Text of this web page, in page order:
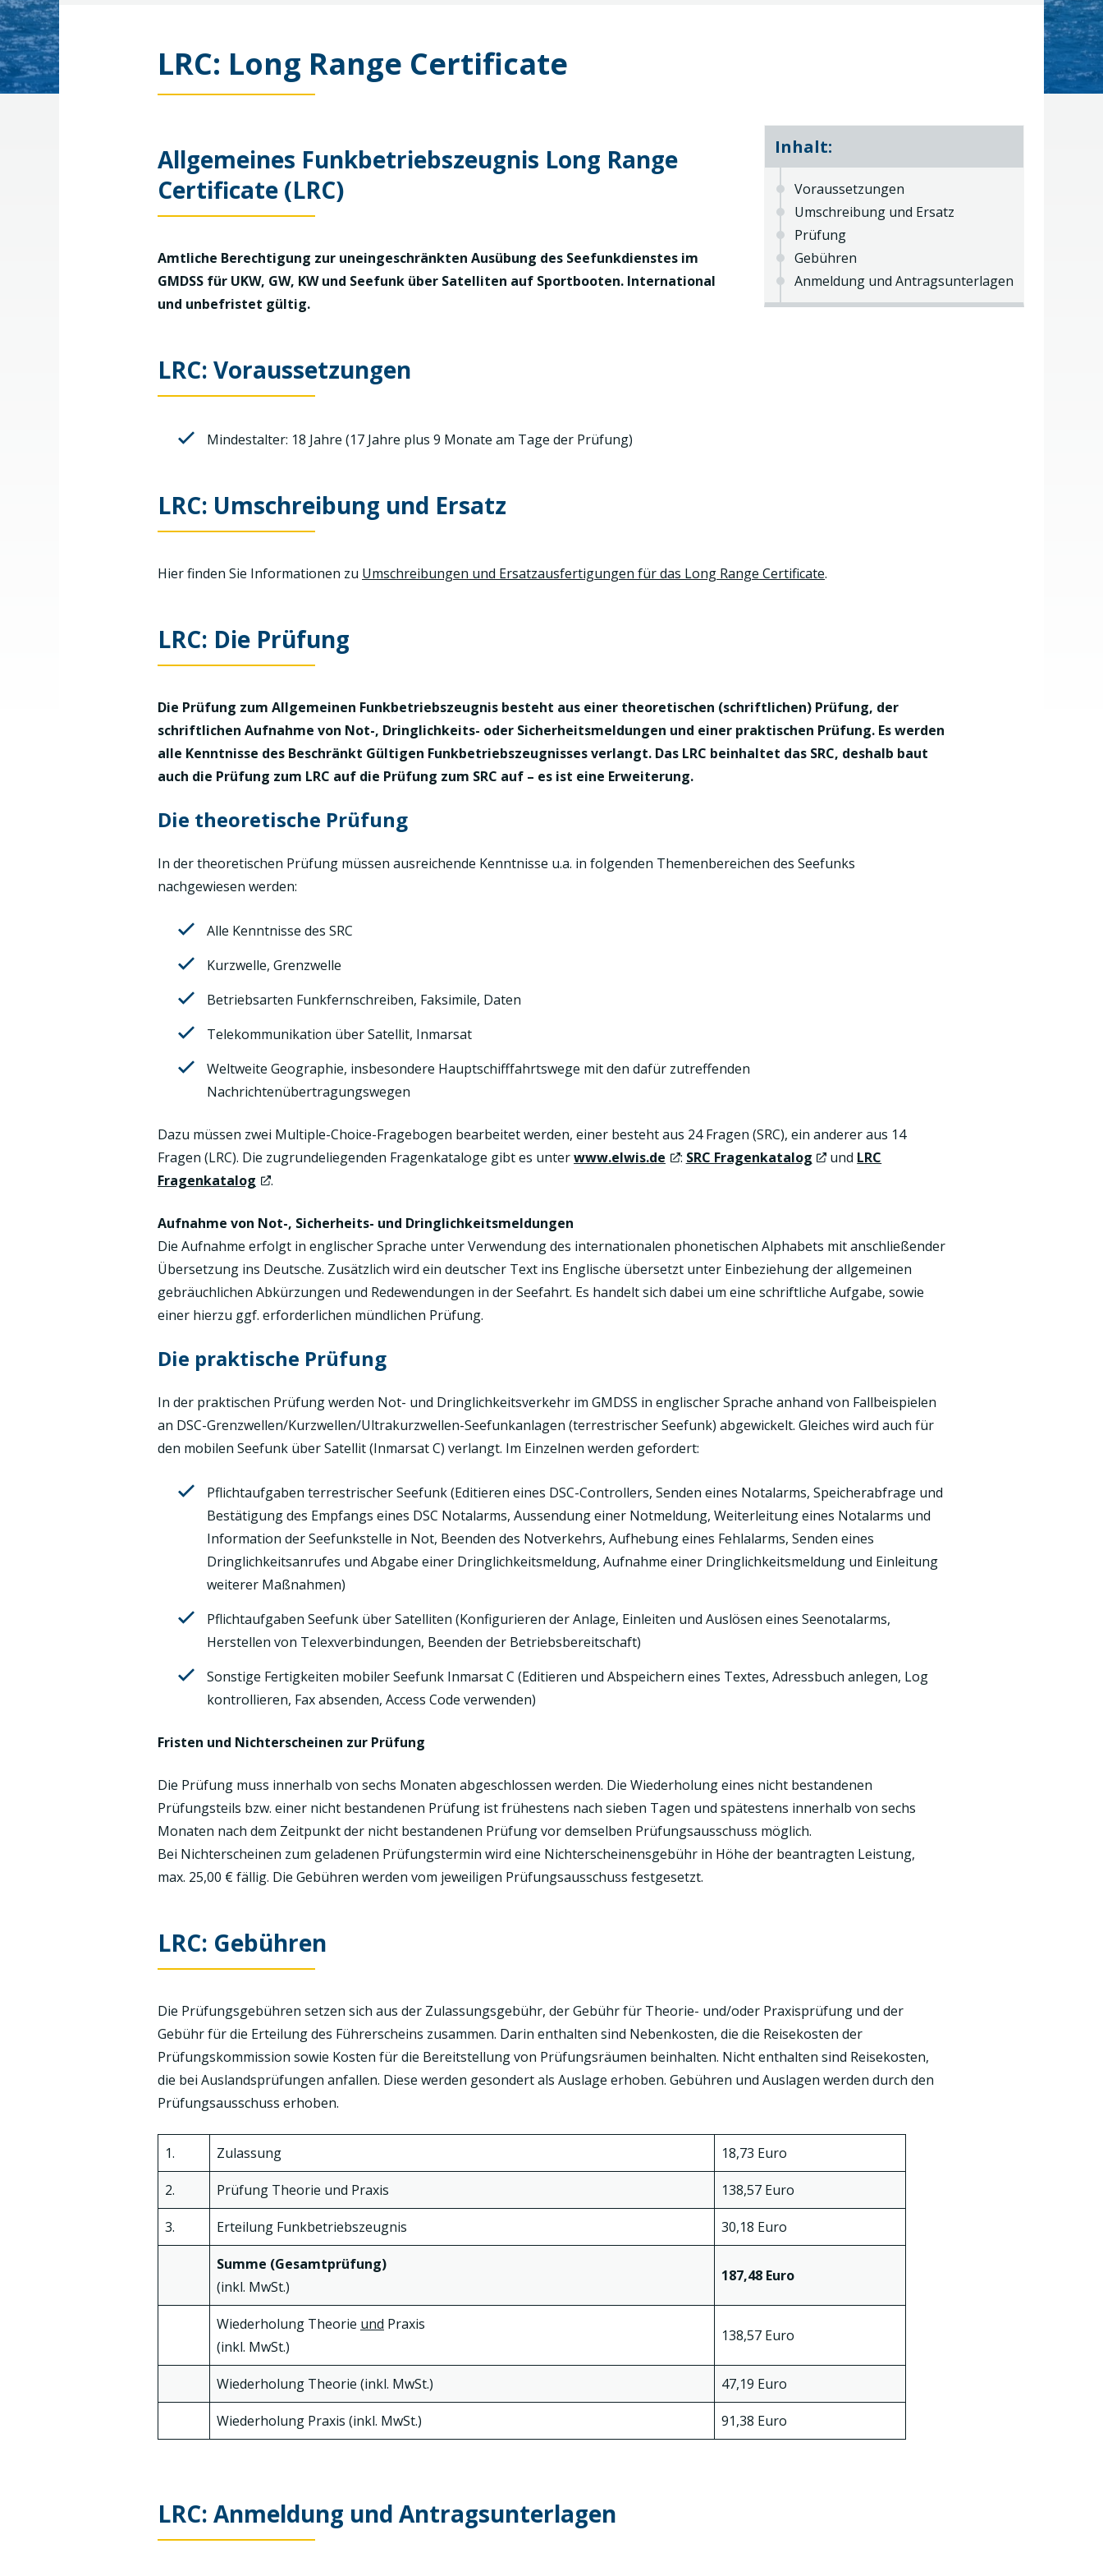
LRC: Long Range Certificate
Inhalt:
Voraussetzungen
Umschreibung und Ersatz
Prüfung
Gebühren
Anmeldung und Antragsunterlagen
Allgemeines Funkbetriebszeugnis Long Range
Certificate (LRC)
Amtliche Berechtigung zur uneingeschränkten Ausübung des Seefunkdienstes im
GMDSS für UKW, GW, KW und Seefunk über Satelliten auf Sportbooten. International
und unbefristet gültig.
LRC: Voraussetzungen
Mindestalter: 18 Jahre (17 Jahre plus 9 Monate am Tage der Prüfung)
LRC: Umschreibung und Ersatz
Hier finden Sie Informationen zu Umschreibungen und Ersatzausfertigungen für das Long Range Certificate.
LRC: Die Prüfung
Die Prüfung zum Allgemeinen Funkbetriebszeugnis besteht aus einer theoretischen (schriftlichen) Prüfung, der
schriftlichen Aufnahme von Not-, Dringlichkeits- oder Sicherheitsmeldungen und einer praktischen Prüfung. Es werden
alle Kenntnisse des Beschränkt Gültigen Funkbetriebszeugnisses verlangt. Das LRC beinhaltet das SRC, deshalb baut
auch die Prüfung zum LRC auf die Prüfung zum SRC auf – es ist eine Erweiterung.
Die theoretische Prüfung
In der theoretischen Prüfung müssen ausreichende Kenntnisse u.a. in folgenden Themenbereichen des Seefunks
nachgewiesen werden:
Alle Kenntnisse des SRC
Kurzwelle, Grenzwelle
Betriebsarten Funkfernschreiben, Faksimile, Daten
Telekommunikation über Satellit, Inmarsat
Weltweite Geographie, insbesondere Hauptschifffahrtswege mit den dafür zutreffenden
Nachrichtenübertragungswegen
Dazu müssen zwei Multiple-Choice-Fragebogen bearbeitet werden, einer besteht aus 24 Fragen (SRC), ein anderer aus 14
Fragen (LRC). Die zugrundeliegenden Fragenkataloge gibt es unterwww.elwis.de : SRC Fragenkatalog und LRC
Fragenkatalog
.
Aufnahme von Not-, Sicherheits- und Dringlichkeitsmeldungen
Die Aufnahme erfolgt in englischer Sprache unter Verwendung des internationalen phonetischen Alphabets mit anschließender
Übersetzung ins Deutsche. Zusätzlich wird ein deutscher Text ins Englische übersetzt unter Einbeziehung der allgemeinen
gebräuchlichen Abkürzungen und Redewendungen in der Seefahrt. Es handelt sich dabei um eine schriftliche Aufgabe, sowie
einer hierzu ggf. erforderlichen mündlichen Prüfung.
Die praktische Prüfung
In der praktischen Prüfung werden Not- und Dringlichkeitsverkehr im GMDSS in englischer Sprache anhand von Fallbeispielen
an DSC-Grenzwellen/Kurzwellen/Ultrakurzwellen-Seefunkanlagen (terrestrischer Seefunk) abgewickelt. Gleiches wird auch für
den mobilen Seefunk über Satellit (Inmarsat C) verlangt. Im Einzelnen werden gefordert:
Pflichtaufgaben terrestrischer Seefunk (Editieren eines DSC-Controllers, Senden eines Notalarms, Speicherabfrage und
Bestätigung des Empfangs eines DSC Notalarms, Aussendung einer Notmeldung, Weiterleitung eines Notalarms und
Information der Seefunkstelle in Not, Beenden des Notverkehrs, Aufhebung eines Fehlalarms, Senden eines
Dringlichkeitsanrufes und Abgabe einer Dringlichkeitsmeldung, Aufnahme einer Dringlichkeitsmeldung und Einleitung
weiterer Maßnahmen)
Pflichtaufgaben Seefunk über Satelliten (Konfigurieren der Anlage, Einleiten und Auslösen eines Seenotalarms,
Herstellen von Telexverbindungen, Beenden der Betriebsbereitschaft)
Sonstige Fertigkeiten mobiler Seefunk Inmarsat C (Editieren und Abspeichern eines Textes, Adressbuch anlegen, Log
kontrollieren, Fax absenden, Access Code verwenden)
Fristen und Nichterscheinen zur Prüfung
Die Prüfung muss innerhalb von sechs Monaten abgeschlossen werden. Die Wiederholung eines nicht bestandenen
Prüfungsteils bzw. einer nicht bestandenen Prüfung ist frühestens nach sieben Tagen und spätestens innerhalb von sechs
Monaten nach dem Zeitpunkt der nicht bestandenen Prüfung vor demselben Prüfungsausschuss möglich.
Bei Nichterscheinen zum geladenen Prüfungstermin wird eine Nichterscheinensgebühr in Höhe der beantragten Leistung,
max. 25,00 € fällig. Die Gebühren werden vom jeweiligen Prüfungsausschuss festgesetzt.
LRC: Gebühren
Die Prüfungsgebühren setzen sich aus der Zulassungsgebühr, der Gebühr für Theorie- und/oder Praxisprüfung und der
Gebühr für die Erteilung des Führerscheins zusammen. Darin enthalten sind Nebenkosten, die die Reisekosten der
Prüfungskommission sowie Kosten für die Bereitstellung von Prüfungsräumen beinhalten. Nicht enthalten sind Reisekosten,
die bei Auslandsprüfungen anfallen. Diese werden gesondert als Auslage erhoben. Gebühren und Auslagen werden durch den
Prüfungsausschuss erhoben.
1. Zulassung 18,73 Euro
2. Prüfung Theorie und Praxis 138,57 Euro
3. Erteilung Funkbetriebszeugnis 30,18 Euro
Summe (Gesamtprüfung)
(inkl. MwSt.)
187,48 Euro
Wiederholung Theorie und Praxis
(inkl. MwSt.)
138,57 Euro
Wiederholung Theorie (inkl. MwSt.) 47,19 Euro
Wiederholung Praxis (inkl. MwSt.) 91,38 Euro
LRC: Anmeldung und Antragsunterlagen